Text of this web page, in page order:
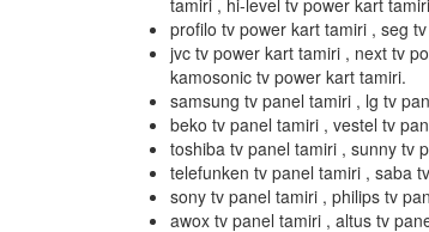
tamiri , hi-level tv power kart
profilo tv power kart tamiri , seg
jvc tv power kart tamiri , next tv
kamosonic tv power kart tamiri.
samsung tv panel tamiri , lg tv
beko tv panel tamiri , vestel tv
toshiba tv panel tamiri , sunny tv
telefunken tv panel tamiri , saba
sony tv panel tamiri , philips tv
awox tv panel tamiri , altus tv